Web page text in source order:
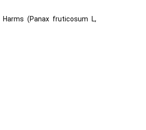
(Panax fruticosum L,